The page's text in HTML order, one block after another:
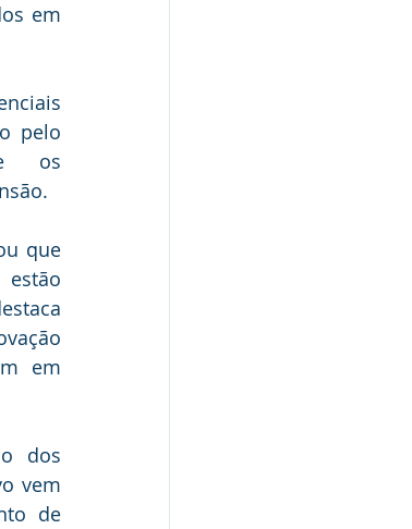
em
pelo
os
que
em
dos
vem
de